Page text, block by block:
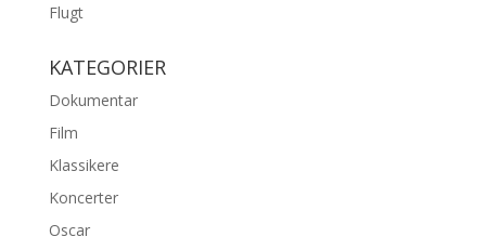
Flugt
KATEGORIER
Dokumentar
Film
Klassikere
Koncerter
Oscar